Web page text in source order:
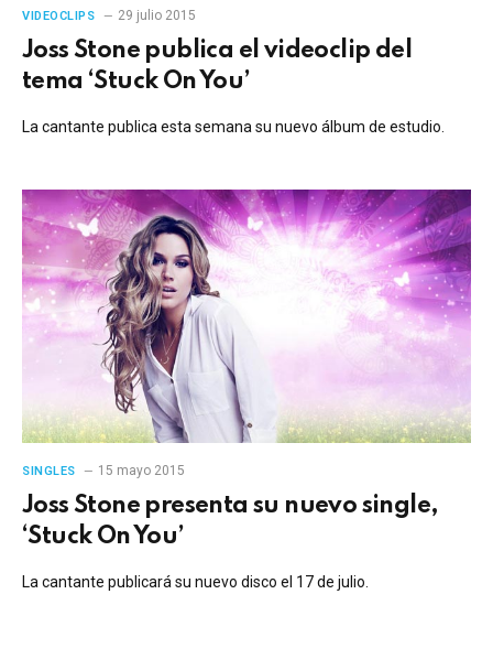
VIDEOCLIPS 29 julio 2015
Joss Stone publica el videoclip del
tema ‘Stuck On You’
La cantante publica esta semana su nuevo álbum de estudio.
SINGLES 15 mayo 2015
Joss Stone presenta su nuevo single,
‘Stuck On You’
La cantante publicará su nuevo disco el 17 de julio.